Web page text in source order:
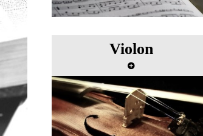
Violon
Master class de violon avec
Jean-Pierre Wallez